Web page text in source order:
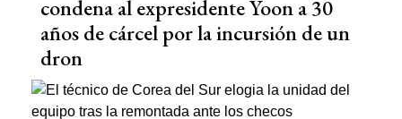
condena al expresidente Yoon a 30
años de cárcel por la incursión de un
dron